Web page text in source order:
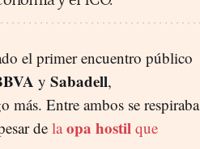
el primer encuentro público
y Sabadell,
más. Entre ambos se respiraba
delaopa hostil que